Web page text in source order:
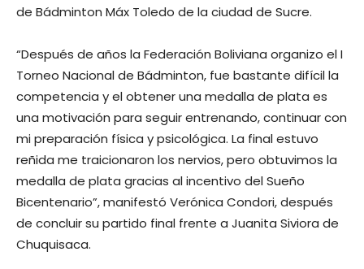
de Bádminton Máx Toledo de la ciudad de Sucre.
“Después de años la Federación Boliviana organizo el I
Torneo Nacional de Bádminton, fue bastante difícil la
competencia y el obtener una medalla de plata es
una motivación para seguir entrenando, continuar con
mi preparación física y psicológica. La final estuvo
reñida me traicionaron los nervios, pero obtuvimos la
medalla de plata gracias al incentivo del Sueño
Bicentenario”, manifestó Verónica Condori, después
de concluir su partido final frente a Juanita Siviora de
Chuquisaca.